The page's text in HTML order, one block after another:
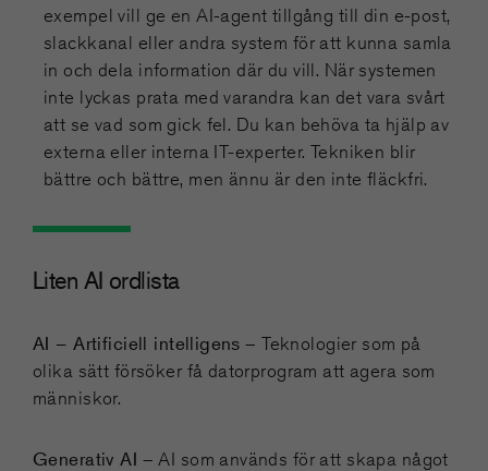
exempel vill ge en AI-agent tillgång till din e-post,
slackkanal eller andra system för att kunna samla
in och dela information där du vill. När systemen
inte lyckas prata med varandra kan det vara svårt
att se vad som gick fel. Du kan behöva ta hjälp av
externa eller interna IT-experter. Tekniken blir
bättre och bättre, men ännu är den inte fläckfri.
Liten AI ordlista
AI – Artificiell intelligens – Teknologier som på
olika sätt försöker få datorprogram att agera som
människor.
Generativ AI – AI som används för att skapa något